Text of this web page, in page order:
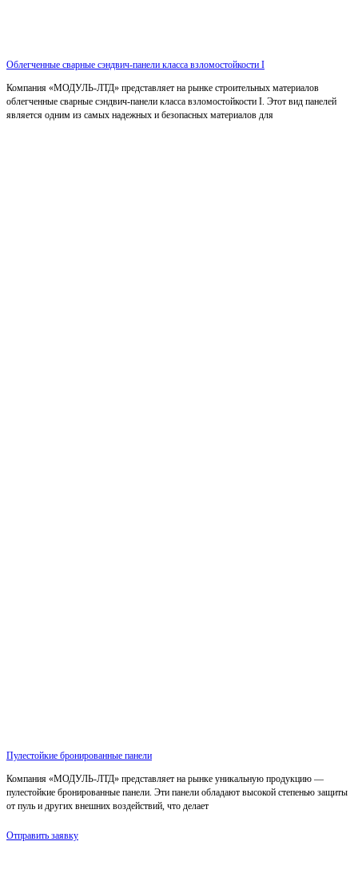
Облегченные сварные сэндвич-панели класса взломостойкости I
Компания «МОДУЛЬ-ЛТД» представляет на рынке строительных материалов
облегченные сварные сэндвич-панели класса взломостойкости I. Этот вид панелей
является одним из самых надежных и безопасных материалов для
Пулестойкие бронированные панели
Компания «МОДУЛЬ-ЛТД» представляет на рынке уникальную продукцию —
пулестойкие бронированные панели. Эти панели обладают высокой степенью защиты
от пуль и других внешних воздействий, что делает
Отправить заявку